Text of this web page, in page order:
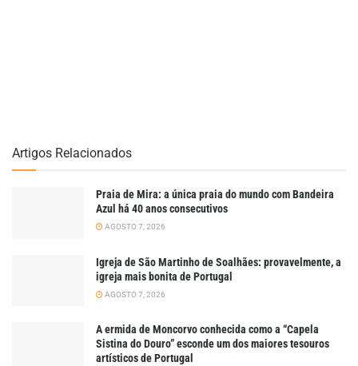
Artigos Relacionados
Praia de Mira: a única praia do mundo com Bandeira
Azul há 40 anos consecutivos
AGOSTO 7, 2026
Igreja de São Martinho de Soalhães: provavelmente, a
igreja mais bonita de Portugal
AGOSTO 7, 2026
A ermida de Moncorvo conhecida como a “Capela
Sistina do Douro” esconde um dos maiores tesouros
artísticos de Portugal